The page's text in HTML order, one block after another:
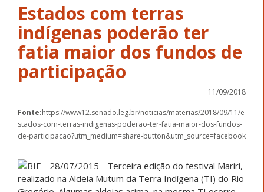
Estados com terras
indígenas poderão ter
fatia maior dos fundos de
participação
11/09/2018
Fonte:https://www12.senado.leg.br/noticias/materias/2018/09/11/e
stados-com-terras-indigenas-poderao-ter-fatia-maior-dos-fundos-
de-participacao?utm_medium=share-button&utm_source=facebook